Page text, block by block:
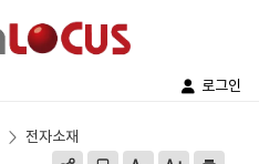
로그인
전자소재